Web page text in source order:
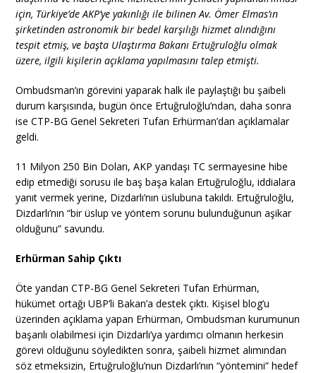
için, Türkiye’de AKP’ye yakınlığı ile bilinen Av. Ömer Elmas’ın
şirketinden astronomik bir bedel karşılığı hizmet alındığını
tespit etmiş, ve başta Ulaştırma Bakanı Ertuğruloğlu olmak
üzere, ilgili kişilerin açıklama yapılmasını talep etmişti.
Ombudsman’ın görevini yaparak halk ile paylaştığı bu şaibeli
durum karşısında, bugün önce Ertuğruloğlu’ndan, daha sonra
ise CTP-BG Genel Sekreteri Tufan Erhürman’dan açıklamalar
geldi.
11 Milyon 250 Bin Doları, AKP yandaşı TC sermayesine hibe
edip etmediği sorusu ile baş başa kalan Ertuğruloğlu, iddialara
yanıt vermek yerine, Dizdarlı’nın üslubuna takıldı. Ertuğruloğlu,
Dizdarlı’nın “bir üslup ve yöntem sorunu bulunduğunun aşikar
olduğunu” savundu.
Erhürman Sahip Çıktı
Öte yandan CTP-BG Genel Sekreteri Tufan Erhürman,
hükümet ortağı UBP’li Bakan’a destek çıktı. Kişisel blog’u
üzerinden açıklama yapan Erhürman, Ombudsman kurumunun
başarılı olabilmesi için Dizdarlı’ya yardımcı olmanın herkesin
görevi olduğunu söyledikten sonra, şaibeli hizmet alımından
söz etmeksizin, Ertuğruloğlu’nun Dizdarlı’nın “yöntemini” hedef